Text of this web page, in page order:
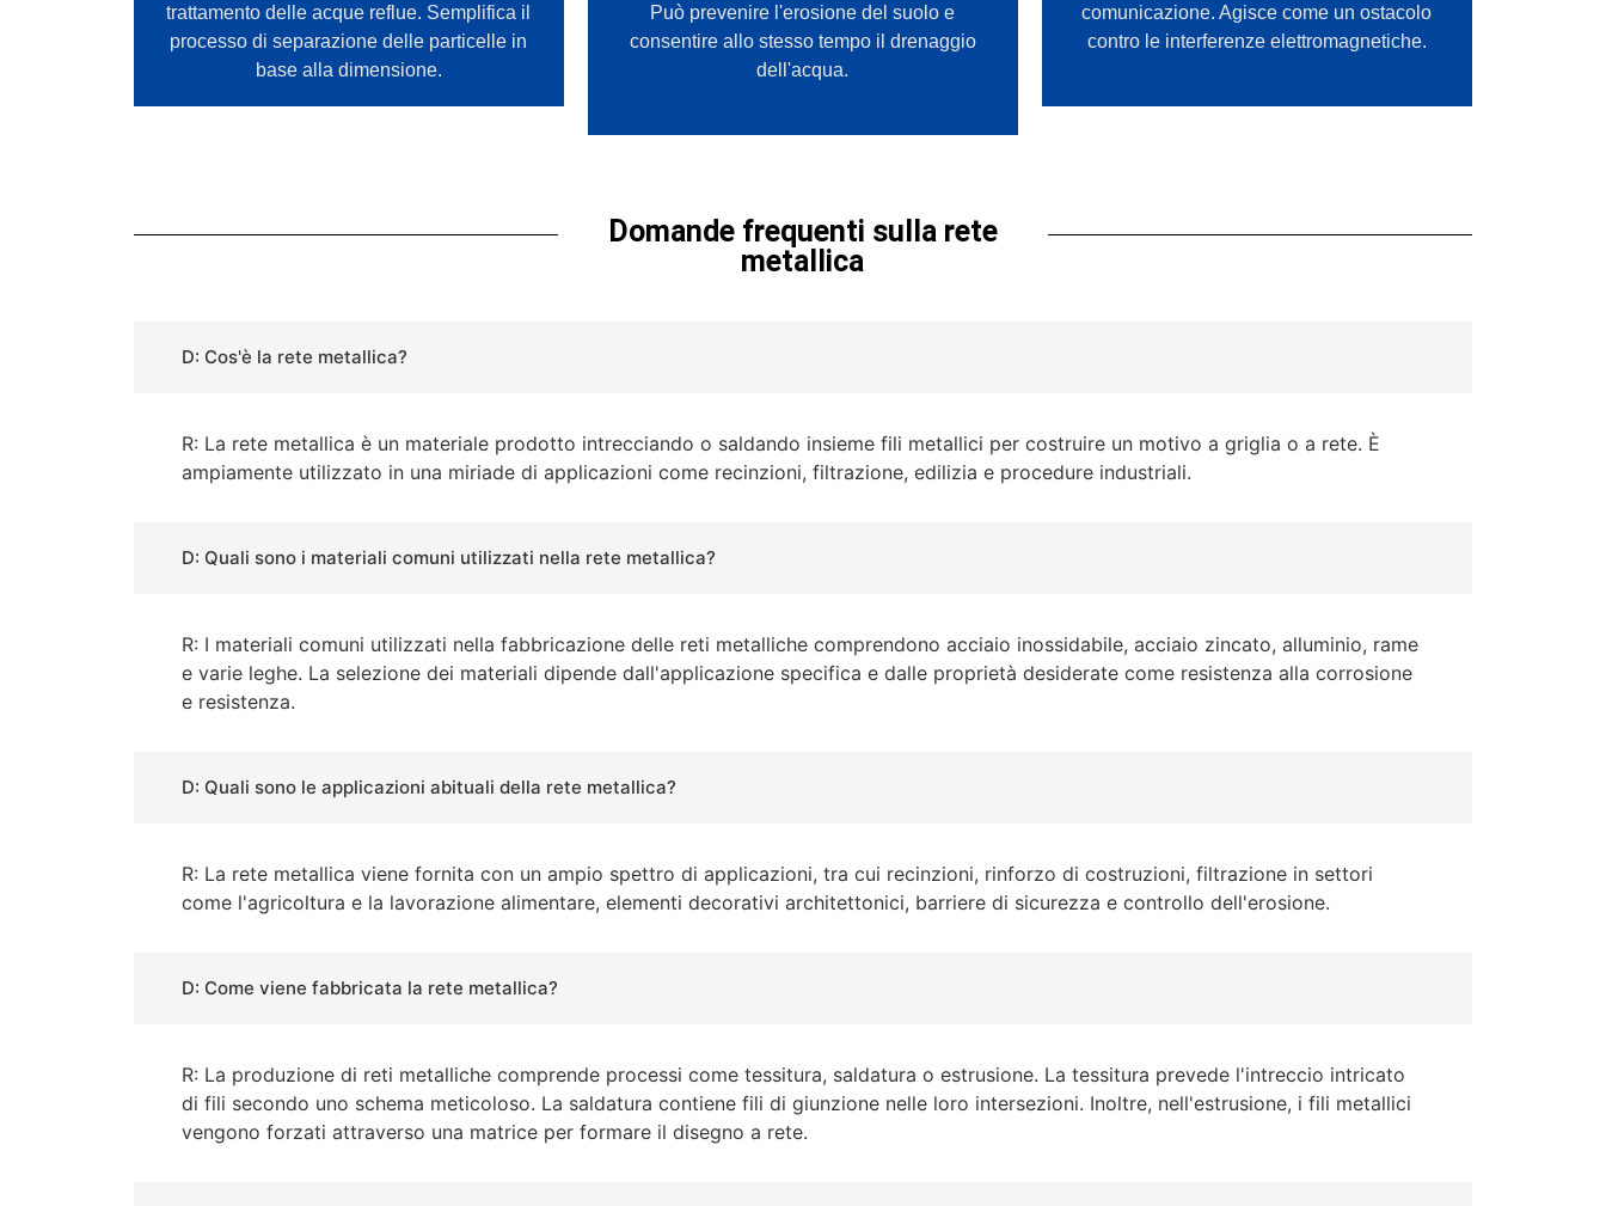
trattamento delle acque reflue. Semplifica il
processo di separazione delle particelle in
base alla dimensione.
Può prevenire l'erosione del suolo e
consentire allo stesso tempo il drenaggio
dell'acqua.
comunicazione. Agisce come un ostacolo
contro le interferenze elettromagnetiche.
Domande frequenti sulla rete
metallica
D: Cos'è la rete metallica?
R: La rete metallica è un materiale prodotto intrecciando o saldando insieme fili metallici per costruire un motivo a griglia o a rete. È
ampiamente utilizzato in una miriade di applicazioni come recinzioni, filtrazione, edilizia e procedure industriali.
D: Quali sono i materiali comuni utilizzati nella rete metallica?
R: I materiali comuni utilizzati nella fabbricazione delle reti metalliche comprendono acciaio inossidabile, acciaio zincato, alluminio, rame
e varie leghe. La selezione dei materiali dipende dall'applicazione specifica e dalle proprietà desiderate come resistenza alla corrosione
e resistenza.
D: Quali sono le applicazioni abituali della rete metallica?
R: La rete metallica viene fornita con un ampio spettro di applicazioni, tra cui recinzioni, rinforzo di costruzioni, filtrazione in settori
come l'agricoltura e la lavorazione alimentare, elementi decorativi architettonici, barriere di sicurezza e controllo dell'erosione.
D: Come viene fabbricata la rete metallica?
R: La produzione di reti metalliche comprende processi come tessitura, saldatura o estrusione. La tessitura prevede l'intreccio intricato
di fili secondo uno schema meticoloso. La saldatura contiene fili di giunzione nelle loro intersezioni. Inoltre, nell'estrusione, i fili metallici
vengono forzati attraverso una matrice per formare il disegno a rete.